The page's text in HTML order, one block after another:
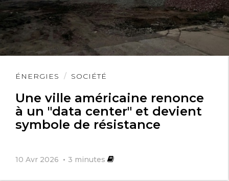
ÉNERGIES SOCIÉTÉ
Une ville américaine renonce
à un "data center" et devient
symbole de résistance
10 Avr 2026 3 minutes
Lire